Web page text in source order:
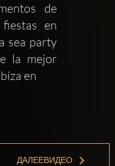
de
en
sea party
la mejor
en
ДАЛЕЕВИДЕО